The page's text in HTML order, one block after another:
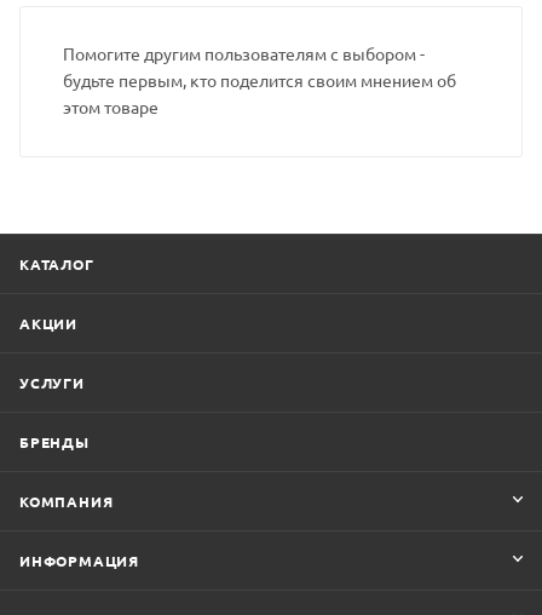
Помогите другим пользователям с выбором -
будьте первым, кто поделится своим мнением об
этом товаре
КАТАЛОГ
АКЦИИ
УСЛУГИ
БРЕНДЫ
КОМПАНИЯ
ИНФОРМАЦИЯ